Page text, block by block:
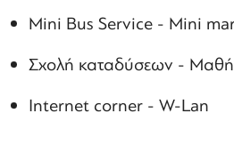
Mini Bus Service - Mini
Σχολή καταδύσεων -
Internet corner - W-Lan